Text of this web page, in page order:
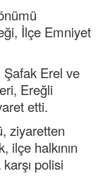
İlçe Emniyet
Şafak Erel ve
Ereğli
etti.
ziyaretten
ilçe halkının
polisi